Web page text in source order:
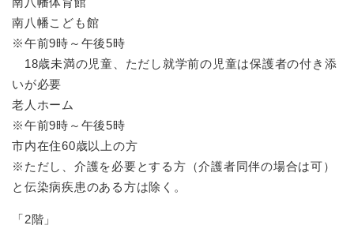
南八幡こども館
※午前9時～午後5時
18歳未満の児童、ただし就学前の児童は保護者の付き添
いが必要
老人ホーム
※午前9時～午後5時
市内在住60歳以上の方
※ただし、介護を必要とする方（介護者同伴の場合は可）
と伝染病疾患のある方は除く。
「2階」